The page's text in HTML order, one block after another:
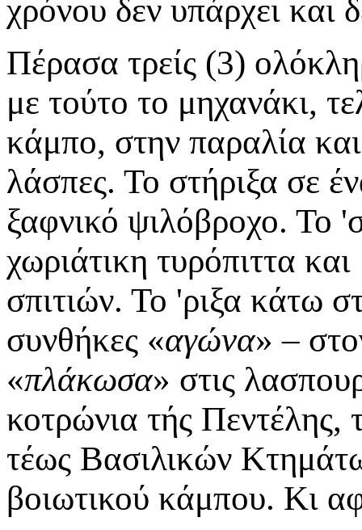
χρόνου δεν υπάρχει και
Πέρασα τρείς (3)
με τούτο το μηχανάκι,
κάμπο, στην παραλία
λάσπες. Το στήριξα σε
ξαφνικό ψιλόβροχο. Το
χωριάτικη τυρόπιττα
σπιτιών. Το 'ριξα κάτω
συνθήκες «αγώνα» –
«πλάκωσα» στις
κοτρώνια τής Πεντέλης,
τέως Βασιλικών
βοιωτικού κάμπου. Κι